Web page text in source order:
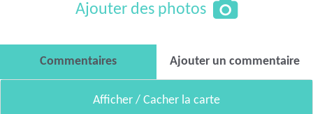
Ajouter des photos
Commentaires Ajouter un commentaire
Afficher / Cacher la carte